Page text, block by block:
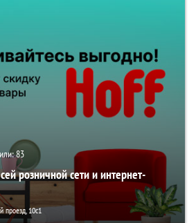
83
розничной сети и интернет-
проезд, 10с1